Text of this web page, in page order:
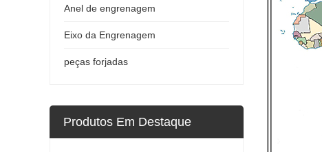
Anel de engrenagem
Eixo da Engrenagem
peças forjadas
Produtos Em Destaque